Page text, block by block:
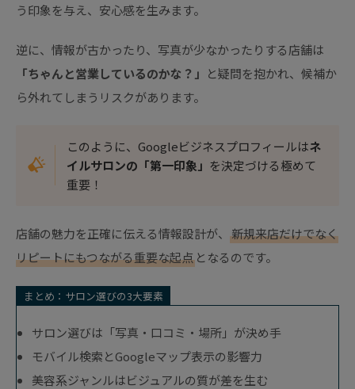
う印象を与え、安心感を生みます。
逆に、情報が古かったり、写真が少なかったりする店舗は
「ちゃんと営業しているのかな？」 と疑問を抱かれ、候補か
ら外れてしまうリスクがあります。
このように、Googleビジネスプロフィールはネ
イルサロンの「第一印象」 を決定づける極めて
重要！
店舗の魅力を正確に伝える情報設計が、 新規来店だけでなく
リピートにもつながる重要な起点 となるのです。
まとめ：サロン選びの3大要素
サロン選びは「写真・口コミ・場所」が決め手
モバイル検索とGoogleマップ表示の影響力
美容系ジャンルはビジュアルの質が差を生む